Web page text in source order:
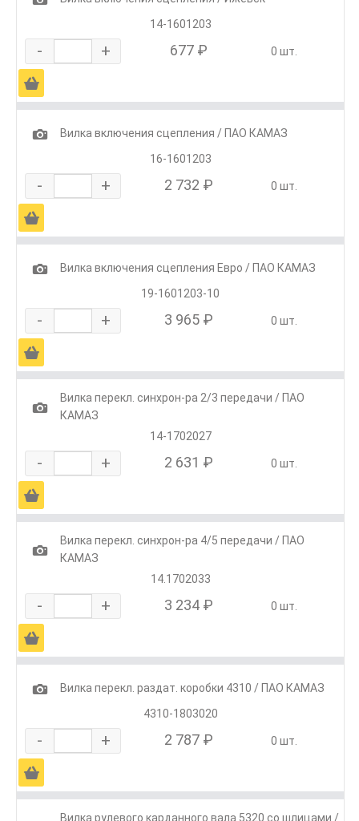
14-1601203
- + 677 ₽ 0 шт.
Ä
1
Вилка включения сцепления / ПАО КАМАЗ
16-1601203
- + 2 732 ₽ 0 шт.
Ä
1
Вилка включения сцепления Евро / ПАО КАМАЗ
19-1601203-10
- + 3 965 ₽ 0 шт.
Ä
1
Вилка перекл. синхрон-ра 2/3 передачи / ПАО
КАМАЗ
14-1702027
- + 2 631 ₽ 0 шт.
Ä
1
Вилка перекл. синхрон-ра 4/5 передачи / ПАО
КАМАЗ
14.1702033
- + 3 234 ₽ 0 шт.
Ä
1
Вилка перекл. раздат. коробки 4310 / ПАО КАМАЗ
4310-1803020
- + 2 787 ₽ 0 шт.
Ä
Вилка рулевого карданного вала 5320 со шлицами /